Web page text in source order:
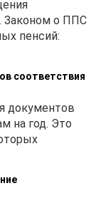
40 годам,
объекта, и
о
в
с п. 10
стоимости
Законом о ППС
пенсий:
соответствия
документов
на год. Это